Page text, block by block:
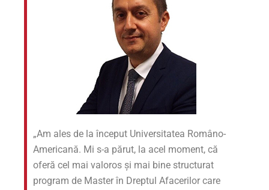
„Am ales de la început Universitatea Româno-
Americană. Mi s-a părut, la acel moment, că
oferă cel mai valoros și mai bine structurat
program de Master în Dreptul Afacerilor care